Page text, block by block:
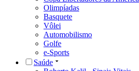
Olimpíadas
Basquete
Vôlei
Automobilismo
Golfe
e-Sports
Saúde